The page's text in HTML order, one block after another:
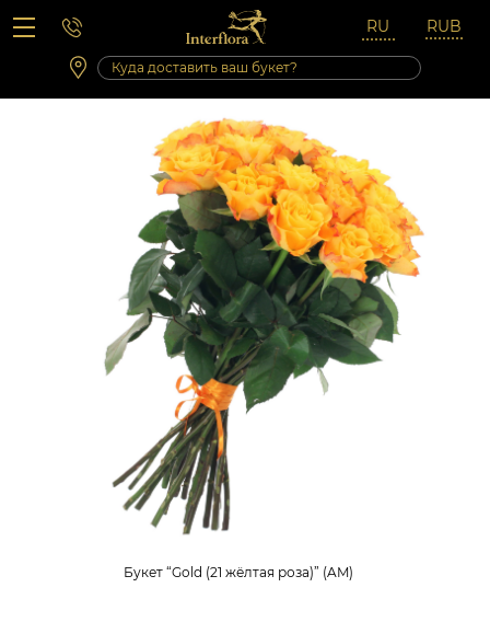
Вопросы-ответы
Сб 10:00 ‐ 14:00
Выходные и праздничные дни
Букет “Gold (21 жёлтая роза)” (AM)